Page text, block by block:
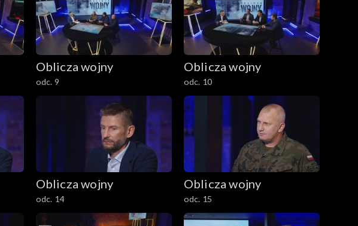
Oblicza wojny
odc. 9
Oblicza wojny
odc. 10
Oblicza wojny
odc. 14
Oblicza wojny
odc. 15